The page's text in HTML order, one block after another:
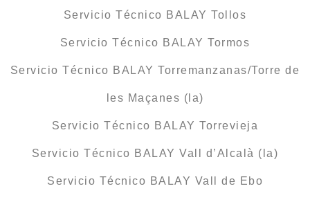
Servicio Técnico BALAY Tollos
Servicio Técnico BALAY Tormos
Servicio Técnico BALAY Torremanzanas/Torre de
les Maçanes (la)
Servicio Técnico BALAY Torrevieja
Servicio Técnico BALAY Vall d’Alcalà (la)
Servicio Técnico BALAY Vall de Ebo